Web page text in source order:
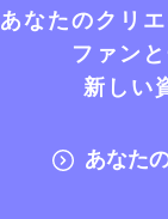
あなたのクリ
ファン
新しい
あなた